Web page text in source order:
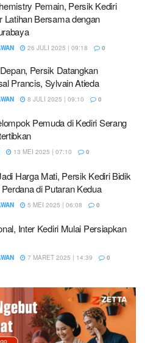
Pemain, Persik Kediri
Latihan Bersama dengan
26 JULI 2025 | 09:18 0
Persik Datangkan
Prancis, Sylvain Atieda
8 JULI 2025 | 09:10 0
Pemuda di Kediri Serang
13 MEI 2025 | 07:10 0
Harga Mati, Persik Kediri Bidik
di Putaran Kedua
5 MEI 2025 | 06:08 0
Inter Kediri Mulai Persiapkan
7 MARET 2025 | 14:39 0